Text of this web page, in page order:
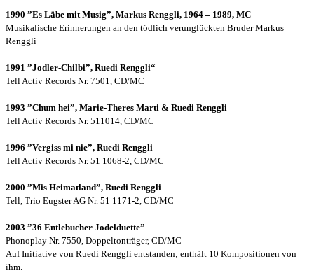
1990 ”Es Läbe mit Musig”, Markus Renggli, 1964 – 1989, MC
Musikalische Erinnerungen an den tödlich verunglückten Bruder Markus
Renggli
1991 ”Jodler-Chilbi”, Ruedi Renggli“
Tell Activ Records Nr. 7501, CD/MC
1993 ”Chum hei”, Marie-Theres Marti & Ruedi Renggli
Tell Activ Records Nr. 511014, CD/MC
1996 ”Vergiss mi nie”, Ruedi Renggli
Tell Activ Records Nr. 51 1068-2, CD/MC
2000 ”Mis Heimatland”, Ruedi Renggli
Tell, Trio Eugster AG Nr. 51 1171-2, CD/MC
2003 ”36 Entlebucher Jodelduette”
Phonoplay Nr. 7550, Doppeltonträger, CD/MC
Auf Initiative von Ruedi Renggli entstanden; enthält 10 Kompositionen von
ihm.